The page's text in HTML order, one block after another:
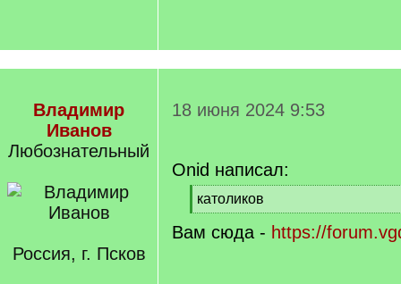
Владимир
Иванов
Любознательный
Россия, г. Псков
18 июня 2024 9:53
Onid написал:
[
q
]
католиков
[
/
Вам сюда - https://